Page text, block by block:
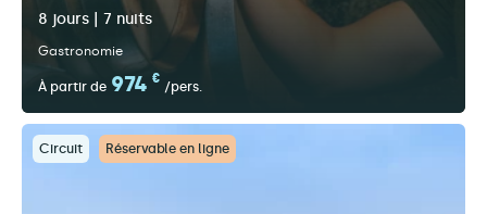
8 jours | 7 nuits
Gastronomie
À partir de 974 €
/pers.
Circuit Réservable en ligne